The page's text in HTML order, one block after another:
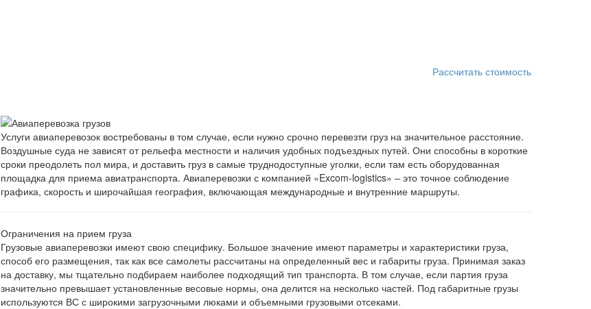
Рассчитать стоимость
Услуги авиаперевозок востребованы в том случае, если нужно срочно перевезти груз на значительное расстояние.
Воздушные суда не зависят от рельефа местности и наличия удобных подъездных путей. Они способны в короткие
сроки преодолеть пол мира, и доставить груз в самые труднодоступные уголки, если там есть оборудованная
площадка для приема авиатранспорта. Авиаперевозки с компанией «Excom-logistics» – это точное соблюдение
графика, скорость и широчайшая география, включающая международные и внутренние маршруты.
Ограничения на прием груза
Грузовые авиаперевозки имеют свою специфику. Большое значение имеют параметры и характеристики груза,
способ его размещения, так как все самолеты рассчитаны на определенный вес и габариты груза. Принимая заказ
на доставку, мы тщательно подбираем наиболее подходящий тип транспорта. В том случае, если партия груза
значительно превышает установленные весовые нормы, она делится на несколько частей. Под габаритные грузы
используются ВС с широкими загрузочными люками и объемными грузовыми отсеками.